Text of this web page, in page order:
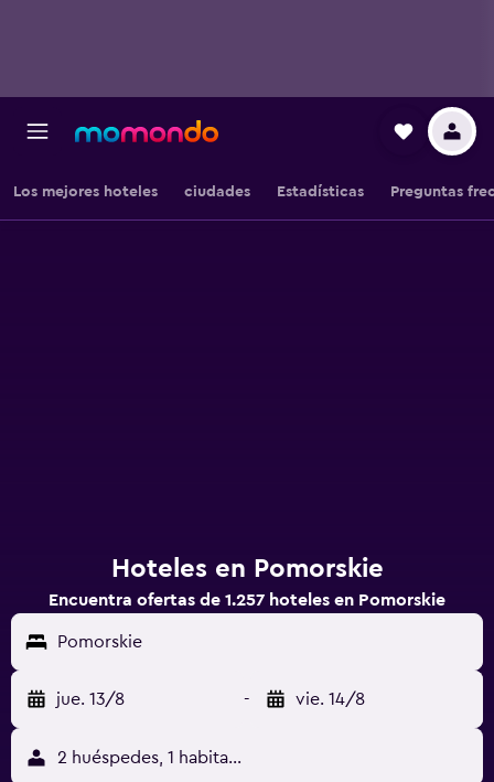
Los mejores hoteles ciudades Estadísticas Preguntas
Hoteles en Pomorskie
Encuentra ofertas de 1.257 hoteles en Pomorskie
Pomorskie
jue. 13/8 - vie. 14/8
2 huéspedes, 1 habitación